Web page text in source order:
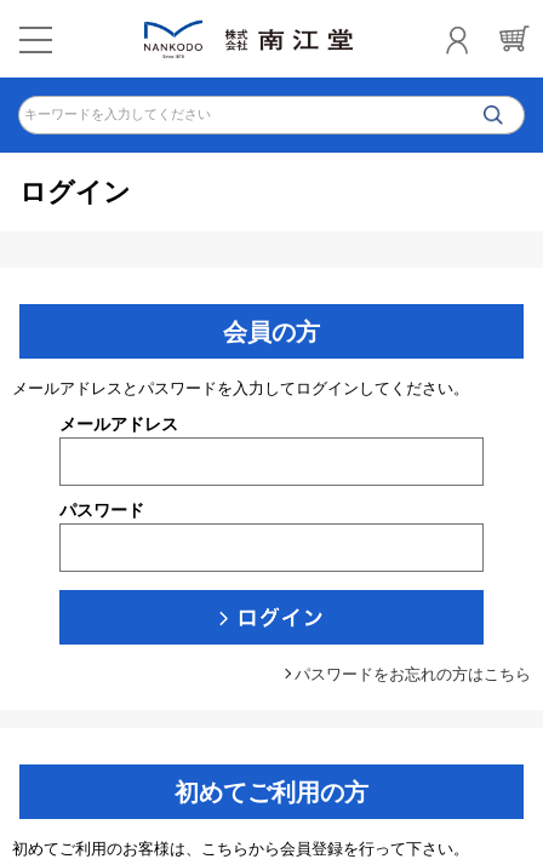
キーワードを入力してください
ログイン
会員の方
メールアドレスとパスワードを入力してログインしてください。
メールアドレス
パスワード
パスワードをお忘れの方はこちら
初めてご利用の方
初めてご利用のお客様は、こちらから会員登録を行って下さい。